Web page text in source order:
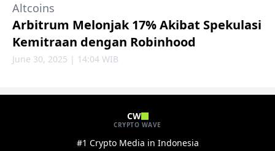
Altcoins
Arbitrum Melonjak 17% Akibat Spekulasi
Kemitraan dengan Robinhood
June 30, 2025 | 14:04 WIB
CW
CRYPTO WAVE
#1 Crypto Media in Indonesia